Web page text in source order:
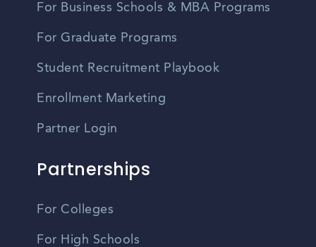
For Business Schools & MBA Programs
For Graduate Programs
Student Recruitment Playbook
Enrollment Marketing
Partner Login
Partnerships
For Colleges
For High Schools